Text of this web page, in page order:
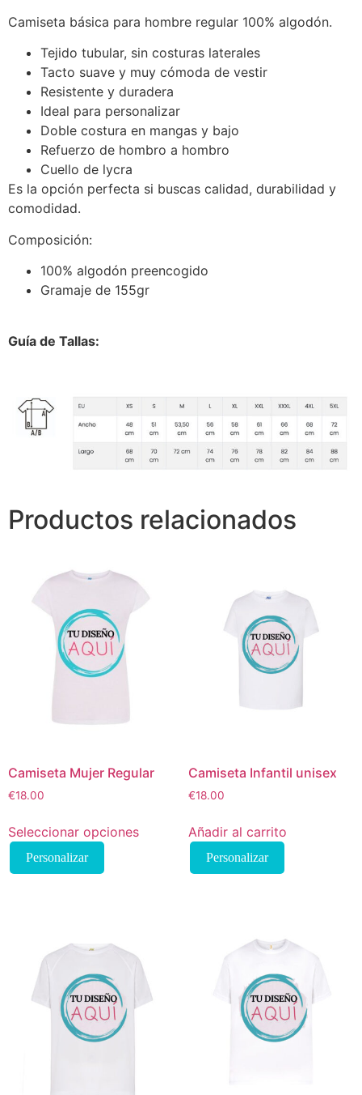
Camiseta básica para hombre regular 100% algodón.
Tejido tubular, sin costuras laterales
Tacto suave y muy cómoda de vestir
Resistente y duradera
Ideal para personalizar
Doble costura en mangas y bajo
Refuerzo de hombro a hombro
Cuello de lycra
Es la opción perfecta si buscas calidad, durabilidad y
comodidad.
Composición:
100% algodón preencogido
Gramaje de 155gr
Guía de Tallas:
Productos relacionados
Camiseta Mujer Regular
€18.00
Seleccionar opciones
Personalizar
Las
opciones
se
pueden
elegir
en
Camiseta Infantil unisex
€18.00
Añadir al carrito
Personalizar